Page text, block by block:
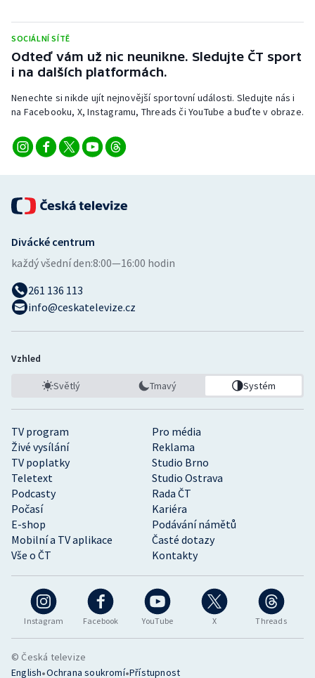
Sportovní střelba
Stolní tenis
Triatlon
Vodní slalom
SOCIÁLNÍ SÍTĚ
Odteď vám už nic neunikne. Sledujte ČT sport
i na dalších platformách.
Nenechte si nikde ujít nejnovější sportovní události. Sledujte nás i
na Facebooku, X, Instagramu, Threads či YouTube a buďte v obraze.
Instagram Facebook YouTube X Threads
TV program
Pro média
Živé vysílání
Reklama
TV poplatky
Studio Brno
Teletext
Studio Ostrava
Podcasty
Rada ČT
Počasí
Kariéra
E-shop
Podávání námětů
Mobilní a TV aplikace
Časté dotazy
Vše o ČT
Kontakty
Divácké centrum
každý všední den:8:00—16:00 hodin
261 136 113
info@ceskatelevize.cz
Vzhled
Světlý Tmavý Systém
© Česká televize
English•Ochrana soukromí•Přístupnost